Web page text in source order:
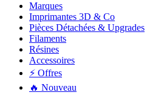
Marques
Imprimantes 3D & Co
Pièces Détachées & Upgrades
Filaments
Résines
Accessoires
⚡ Offres
🔥 Nouveau